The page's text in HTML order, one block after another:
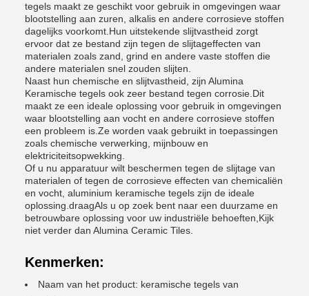
tegels maakt ze geschikt voor gebruik in omgevingen waar
blootstelling aan zuren, alkalis en andere corrosieve stoffen
dagelijks voorkomt.Hun uitstekende slijtvastheid zorgt
ervoor dat ze bestand zijn tegen de slijtageffecten van
materialen zoals zand, grind en andere vaste stoffen die
andere materialen snel zouden slijten.
Naast hun chemische en slijtvastheid, zijn Alumina
Keramische tegels ook zeer bestand tegen corrosie.Dit
maakt ze een ideale oplossing voor gebruik in omgevingen
waar blootstelling aan vocht en andere corrosieve stoffen
een probleem is.Ze worden vaak gebruikt in toepassingen
zoals chemische verwerking, mijnbouw en
elektriciteitsopwekking.
Of u nu apparatuur wilt beschermen tegen de slijtage van
materialen of tegen de corrosieve effecten van chemicaliën
en vocht, aluminium keramische tegels zijn de ideale
oplossing.draagAls u op zoek bent naar een duurzame en
betrouwbare oplossing voor uw industriële behoeften,Kijk
niet verder dan Alumina Ceramic Tiles.
Kenmerken:
Naam van het product: keramische tegels van